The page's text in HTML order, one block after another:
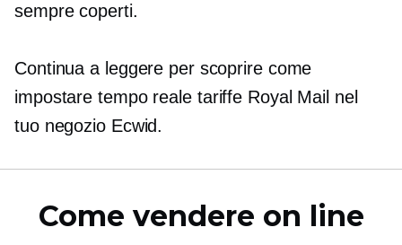
sempre coperti.
Continua a leggere per scoprire come
impostaretempo realetariffe Royal Mail nel
tuo negozio Ecwid.
Come vendere on line